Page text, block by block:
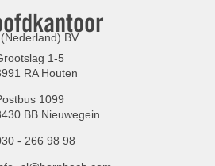
BV
1-5
RA Houten
1099
BB Nieuwegein
- 266 98 98